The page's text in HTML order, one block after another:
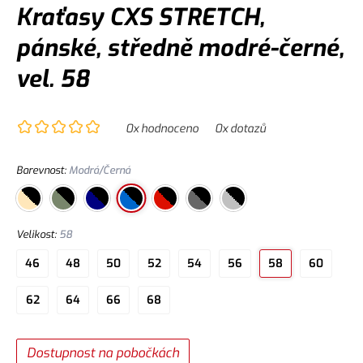
Kraťasy CXS STRETCH,
pánské, středně modré-černé,
vel. 58
0x hodnoceno 0x dotazů
Barevnost:Modrá/Černá
Velikost: 58
46 48 50 52 54 56 58 60
62 64 66 68
Dostupnost na pobočkách